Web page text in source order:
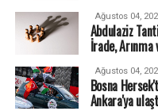
Ağustos 04,
Abdulaziz
İrade,
Ağustos 04,
Bosna
Ankara'ya